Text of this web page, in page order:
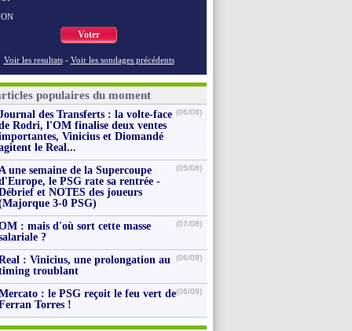
Voter
Voir les resultats - Voir les sondages précédents
populaires du moment
des Transferts : la volte-face
Rodri, l'OM finalise deux ventes
Vinicius et Diomandé
le Real...
(06/08)
une semaine de la Supercoupe
le PSG rate sa rentrée -
et NOTES des joueurs
3-0 PSG)
(05/08)
: mais d'où sort cette masse
?
(07/08)
: Vinicius, une prolongation au
troublant
(06/08)
: le PSG reçoit le feu vert de
Torres !
(06/08)